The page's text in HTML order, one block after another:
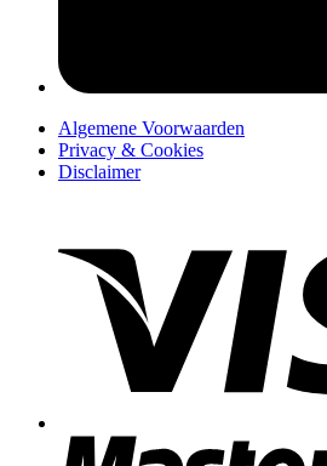
Algemene Voorwaarden
Privacy & Cookies
Disclaimer